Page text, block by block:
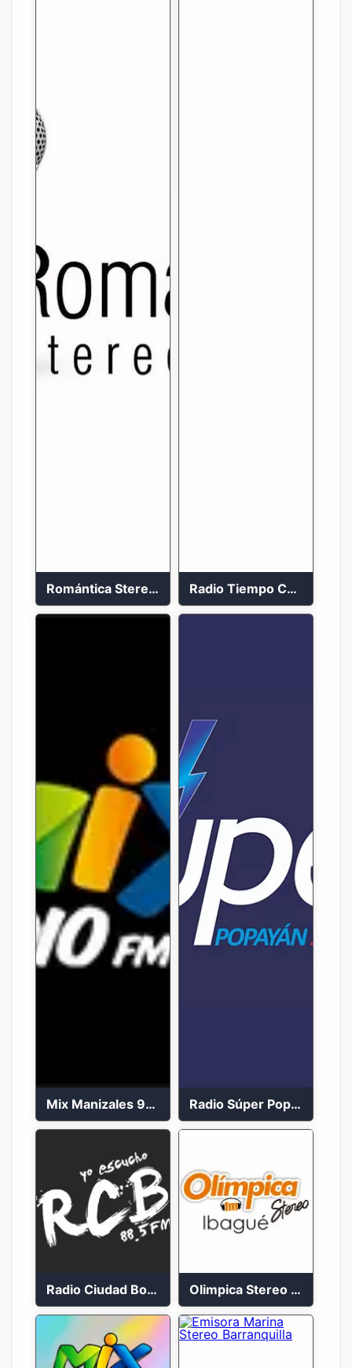
Romántica Stereo 88.1 FM Radio Tiempo Cali En Vivo 2023
Mix Manizales 95.1 FM en Vivo Radio Súper Popayán en vivo 2023
Radio Ciudad Bolívar 88.5 FM Olimpica Stereo Ibagué 94.3 FM